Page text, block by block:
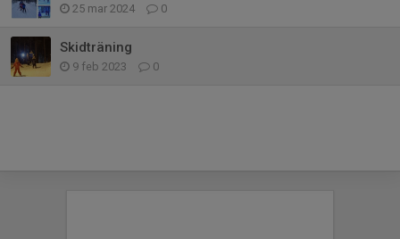
25 mar 2024 0
Skidträning
9 feb 2023 0